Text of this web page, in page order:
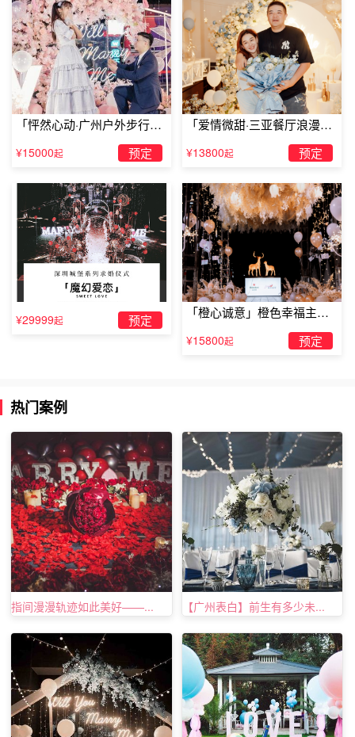
现在女生都喜欢什么求婚方式三
有些女生并不喜欢大吵大闹的街头求婚，面对陌生人的祝福
当然好，但过于热情的场景就会有点道德绑架的意思。有些
求婚。毕竟求婚的地点是没有限制的，不管你在哪里，都可
以求婚，只要心意在，家里是属于你们的空间，想说什么就
说什么，也不用担心被拒绝。
现在女生都喜欢什么求婚方式四
你可以在某一天早晨对你身边的她说：“亲爱的，今天天气
正好，阳光很足，我们去把结婚证 领了吧，你愿意嫁给我
吗?”这样的求婚方式，虽然谈不上有多么浪漫，但气氛感觉
刚好。这时候你再拿出早就准备好的戒指，这一刻是属于你
们两个人的甜蜜。
「怦然心动·广州户外步行街
¥15000起 预定
「爱情微甜·三亚餐厅浪漫求
¥13800起 预定
¥29999起 预定
「橙心诚意」橙色幸福主题
露台求婚
¥15800起 预定
热门案例
指间漫漫轨迹如此美好——... 【广州表白】前生有多少未...